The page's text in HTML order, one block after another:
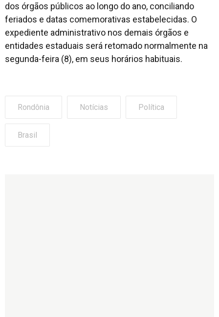
dos órgãos públicos ao longo do ano, conciliando
feriados e datas comemorativas estabelecidas. O
expediente administrativo nos demais órgãos e
entidades estaduais será retomado normalmente na
segunda-feira (8), em seus horários habituais.
Rondônia Notícias Política
Brasil